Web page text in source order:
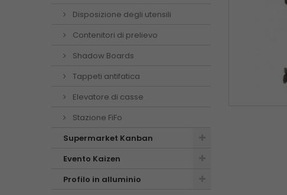
Disposizione degli utensili
Contenitori di prelievo
Shadow Boards
Tappeti antifatica
Elevatore di casse
Stazione FiFo
Supermarket Kanban
Evento Kaizen
Profilo in alluminio